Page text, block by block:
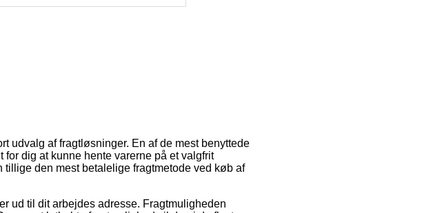
udvalg af fragtløsninger. En af de mest benyttede
dig at kunne hente varerne på et valgfrit
den mest betalelige fragtmetode ved køb af
ud til dit arbejdes adresse. Fragtmuligheden